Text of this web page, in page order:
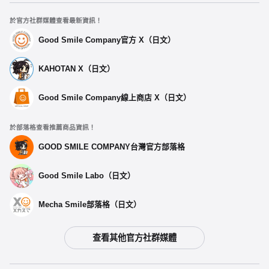
於官方社群媒體查看最新資訊！
Good Smile Company官方 X（日文）
KAHOTAN X（日文）
Good Smile Company線上商店 X（日文）
於部落格查看推薦商品資訊！
GOOD SMILE COMPANY台灣官方部落格
Good Smile Labo（日文）
Mecha Smile部落格（日文）
查看其他官方社群媒體